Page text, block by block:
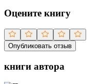
Оцените книгу
Опубликовать отзыв
книги автора